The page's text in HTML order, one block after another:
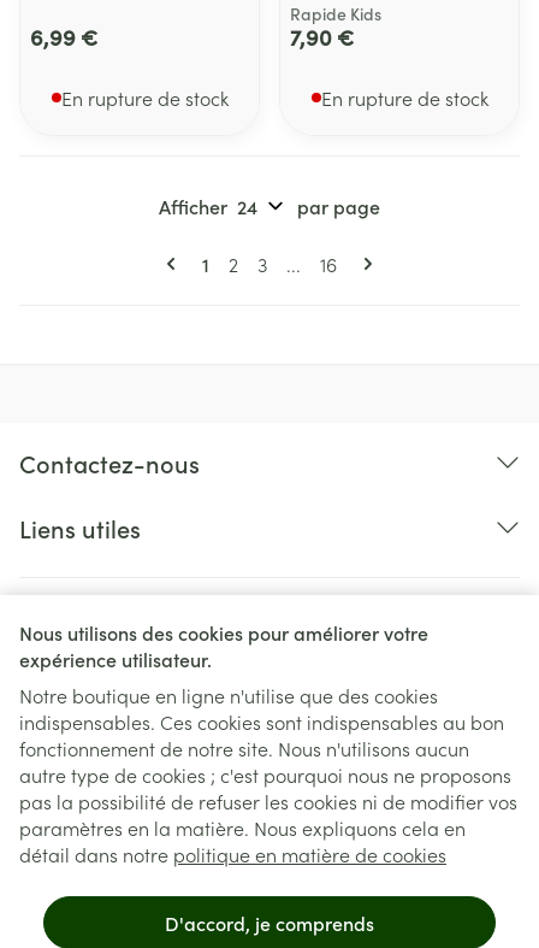
Nous utilisons des cookies pour améliorer votre
expérience utilisateur.
Notre boutique en ligne n'utilise que des cookies
indispensables. Ces cookies sont indispensables au bon
fonctionnement de notre site. Nous n'utilisons aucun
autre type de cookies ; c'est pourquoi nous ne proposons
pas la possibilité de refuser les cookies ni de modifier vos
paramètres en la matière. Nous expliquons cela en
détail dans notre politique en matière de cookies
D'accord, je comprends
6,99 €
En rupture de stock
Rapide Kids
7,90 €
En rupture de stock
Pages
Vous lisez actuellement la page
1 Page
2 Page
3 ... Page
16
Afficher par page
Contactez-nous
Liens utiles
Liens légaux